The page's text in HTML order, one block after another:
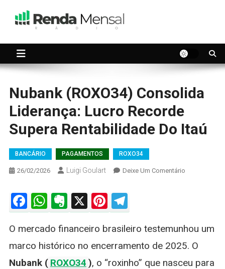
Nubank (ROXO34) Consolida
Liderança: Lucro Recorde
Supera Rentabilidade Do Itaú
BANCÁRIO PAGAMENTOS ROXO34
26/02/2026 Luigi Goulart Deixe Um ComentárioOn
Lucro
Supera
Rentabilidade
Facebook
WhatsApp
Evernote
X Pinterest
Telegram
O mercado financeiro brasileiro testemunhou um
marco histórico no encerramento de 2025. O
Nubank ( ROXO34 ), o “roxinho” que nasceu para